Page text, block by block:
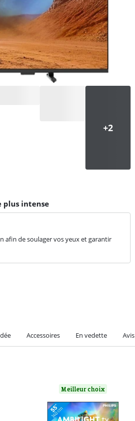
plus intense
afin de soulager vos yeux et garantir
Accessoires En vedette Avis
Meilleur choix